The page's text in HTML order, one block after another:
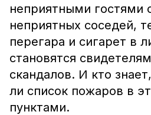
неприятными гостями
неприятных соседей,
перегара и сигарет в
становятся
скандалов. И кто
ли список пожаров в
пунктами.